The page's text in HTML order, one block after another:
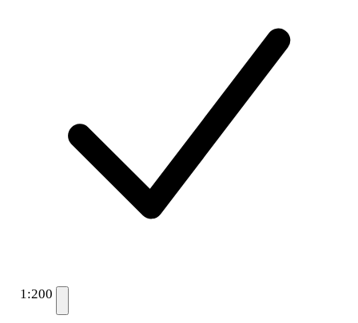
1:200